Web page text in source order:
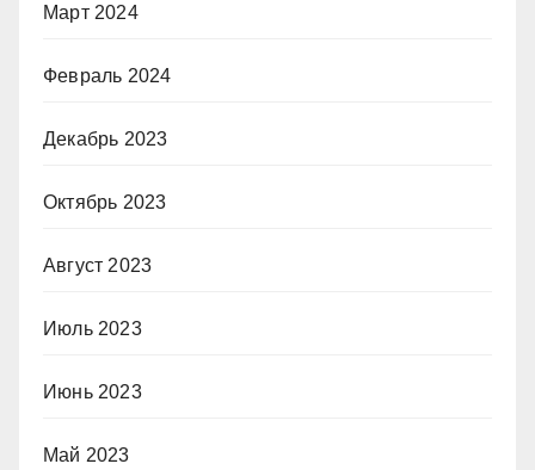
Март 2024
Февраль 2024
Декабрь 2023
Октябрь 2023
Август 2023
Июль 2023
Июнь 2023
Май 2023